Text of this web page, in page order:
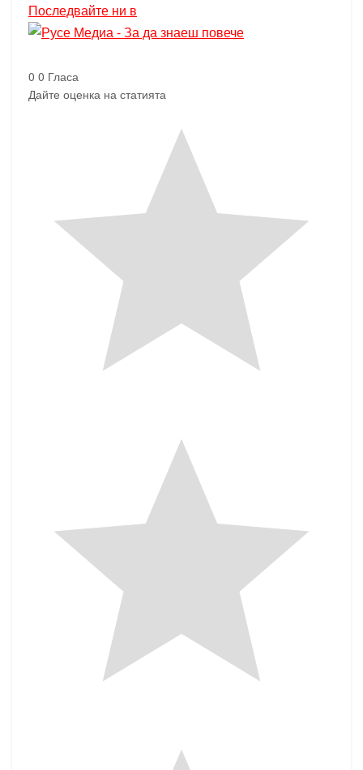
Последвайте ни в
0 0 Гласа
Дайте оценка на статията